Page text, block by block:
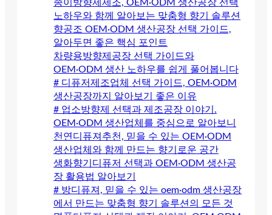
종이방향제제조, OEM·ODM 생산공장 선택
노하우와 함께 알아보는 맞춤형 향기 솔루션
향공조 OEM·ODM 생산공장 선택 가이드,
알아두면 좋은 핵심 포인트
차량용방향제공장 선택 가이드와
OEM·ODM 생산 노하우를 쉽게 풀어봅니다
# 디퓨저제조업체 선택 가이드, OEM·ODM
생산공장까지 알아보기 좋은 이유
# 업소방향제 선택과 제조공장 이야기.
OEM·ODM 생산업체를 중심으로 알아보니
천연디퓨져추천, 믿을 수 있는 OEM·ODM
생산업체와 함께 만드는 향기로운 공간
생화향기디퓨저 선택과 OEM·ODM 생산공
장 활용법 알아보기
# 방디퓨져, 믿을 수 있는 oem·odm 생산공장
에서 만드는 맞춤형 향기 솔루션의 모든 것